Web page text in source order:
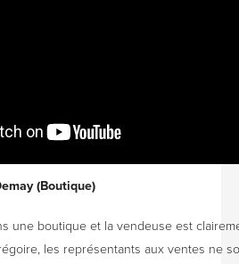
(Boutique)
une boutique et la vendeuse est
les représentants aux ventes ne